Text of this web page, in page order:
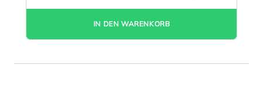
IN DEN WARENKORB